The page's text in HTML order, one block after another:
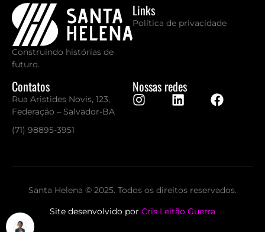
Construindo histórias de
futuro.
Links
Política de privacidade
Contatos
Rua Aristides Novis, 123,
Federação – Salvador-BA
(71) 98895-3951
Nossas redes
Santa Helena © 2025. Todos os direitos reservados.
Site desenvolvido por Cris Leitão Guerra